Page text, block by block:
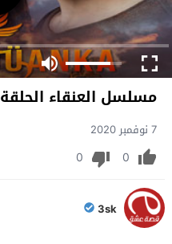
مسلسل العنقاء الحلقة 11
7 نوفمبر 2020
0
0
3sk